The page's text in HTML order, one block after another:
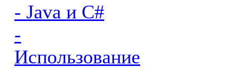
- Java и C#
-
Использование